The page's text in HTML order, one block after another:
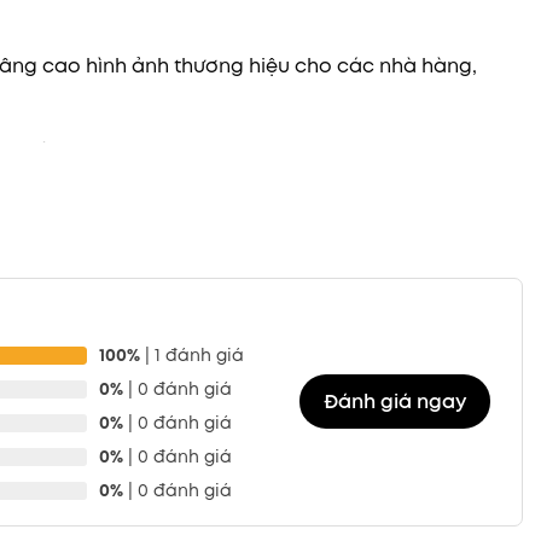
cao hình ảnh thương hiệu cho các nhà hàng,
đến trải nghiệm sang trọng, tiện lợi và thân thiện
quá trình vận chuyển. Giấy không chứa BPA, an
còn có thể tùy chọn lỗ thoát hơi để tránh hấp
100% | 1 đánh giá
0% | 0 đánh giá
0% | 0 đánh giá
0% | 0 đánh giá
0% | 0 đánh giá
Đánh giá ngay